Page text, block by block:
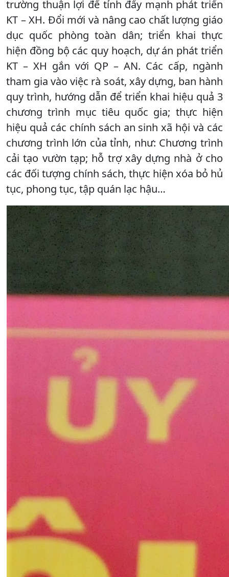
trường thuận lợi để tỉnh đẩy mạnh phát triển
KT – XH. Đổi mới và nâng cao chất lượng giáo
dục quốc phòng toàn dân; triển khai thực
hiện đồng bộ các quy hoạch, dự án phát triển
KT – XH gắn với QP – AN. Các cấp, ngành
tham gia vào việc rà soát, xây dựng, ban hành
quy trình, hướng dẫn để triển khai hiệu quả 3
chương trình mục tiêu quốc gia; thực hiện
hiệu quả các chính sách an sinh xã hội và các
chương trình lớn của tỉnh, như: Chương trình
cải tạo vườn tạp; hỗ trợ xây dựng nhà ở cho
các đối tượng chính sách, thực hiện xóa bỏ hủ
tục, phong tục, tập quán lạc hậu…